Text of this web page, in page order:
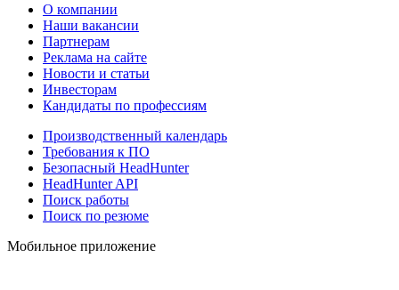
О компании
Наши вакансии
Партнерам
Реклама на сайте
Новости и статьи
Инвесторам
Кандидаты по профессиям
Производственный календарь
Требования к ПО
Безопасный HeadHunter
HeadHunter API
Поиск работы
Поиск по резюме
Мобильное приложение